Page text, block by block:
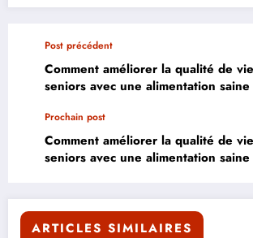
Post précédent
Comment améliorer la qualité de
seniors avec une alimentation
Prochain post
Comment améliorer la qualité de
seniors avec une alimentation
ARTICLES SIMILAIRES